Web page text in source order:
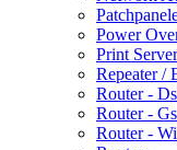
Power
Print
Repeater /
Router -
Router -
Router -